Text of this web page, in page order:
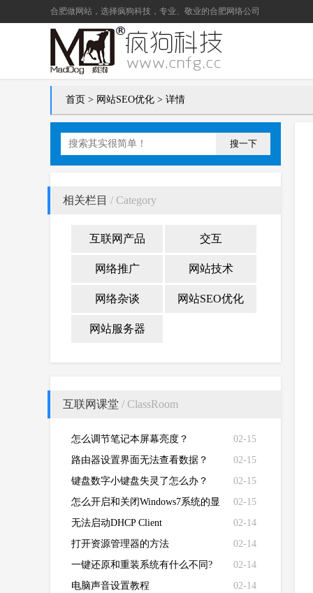
合肥做网站 ，选择疯狗科技，专业、敬业的合肥网络公司
首页 > 网站SEO优化 > 详情
搜一下
相关栏目 / Category
互联网产品 交互
网络推广 网站技术
网络杂谈 网站SEO优化
网站服务器
互联网课堂 / ClassRoom
02-15
怎么调节笔记本屏幕亮度？
02-15
路由器设置界面无法查看数据？
02-15
键盘数字小键盘失灵了怎么办？
02-15
怎么开启和关闭Windows7系统的显
卡硬件加速功能
02-14
无法启动DHCP Client
02-14
打开资源管理器的方法
02-14
一键还原和重装系统有什么不同?
02-14
电脑声音设置教程